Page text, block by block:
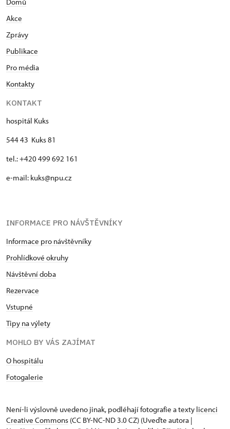
Akce
Zprávy
Publikace
Pro média
Kontakty
KONTAKT
hospitál Kuks
544 43 Kuks 81
tel.: +420 499 692 161
e-mail: kuks@npu.cz
INFORMACE PRO NÁVŠTĚVNÍKY
Informace pro návštěvníky
Prohlídkové okruhy
Návštěvní doba
Rezervace
Vstupné
Tipy na výlety
MOHLO BY VÁS ZAJÍMAT
O hospitálu
Fotogalerie
Není-li výslovně uvedeno jinak, podléhají fotografie a texty licenci
Creative Commons (CC BY-NC-ND 3.0 CZ) (Uveďte autora |